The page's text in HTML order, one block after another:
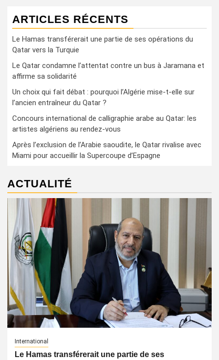
ARTICLES RÉCENTS
Le Hamas transférerait une partie de ses opérations du
Qatar vers la Turquie
Le Qatar condamne l’attentat contre un bus à Jaramana et
affirme sa solidarité
Un choix qui fait débat : pourquoi l’Algérie mise-t-elle sur
l’ancien entraîneur du Qatar ?
Concours international de calligraphie arabe au Qatar: les
artistes algériens au rendez-vous
Après l’exclusion de l’Arabie saoudite, le Qatar rivalise avec
Miami pour accueillir la Supercoupe d’Espagne
ACTUALITÉ
International
Le Hamas transférerait une partie de ses